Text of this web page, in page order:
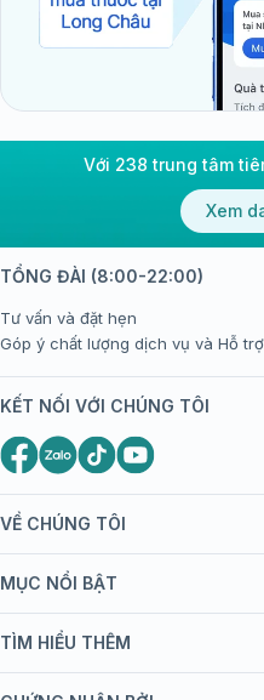
Với 238 trung tâm
Xem
VỀ CHÚNG TÔI
Giới thiệu Tiêm Chủng FPT
bán hàng
Chính sách nội dung
MỤC NỔI BẬT
Danh mục vắc xin
TÌM HIỂU THÊM
Khuyến mãi
TỔNG ĐÀI (8:00-22:00)
Tư vấn và đặt hẹn
Góp ý chất lượng dịch vụ và Hỗ
KẾT NỐI VỚI CHÚNG TÔI